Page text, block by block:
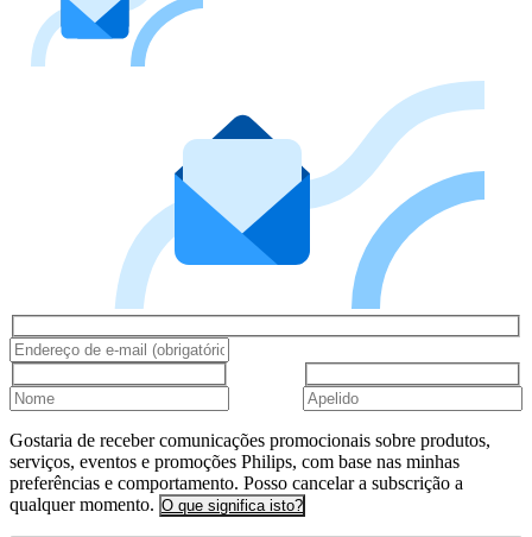
Gostaria de receber comunicações promocionais sobre produtos,
serviços, eventos e promoções Philips, com base nas minhas
preferências e comportamento. Posso cancelar a subscrição a
qualquer momento. O que significa isto?